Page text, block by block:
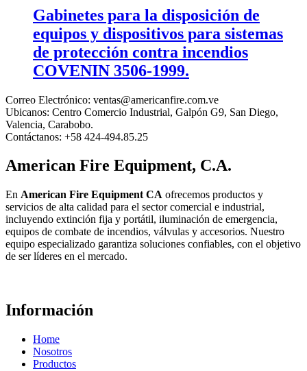
Gabinetes para la disposición de
equipos y dispositivos para sistemas
de protección contra incendios
COVENIN 3506-1999.
Correo Electrónico: ventas@americanfire.com.ve
Ubicanos: Centro Comercio Industrial, Galpón G9, San Diego,
Valencia, Carabobo.
Contáctanos: +58 424-494.85.25
American Fire Equipment, C.A.
En American Fire Equipment CA ofrecemos productos y
servicios de alta calidad para el sector comercial e industrial,
incluyendo extinción fija y portátil, iluminación de emergencia,
equipos de combate de incendios, válvulas y accesorios. Nuestro
equipo especializado garantiza soluciones confiables, con el objetivo
de ser líderes en el mercado.
Información
Home
Nosotros
Productos